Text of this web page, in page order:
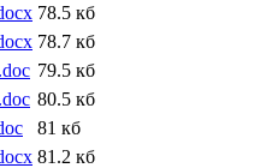
78.5 кб
78.7 кб
79.5 кб
80.5 кб
81 кб
81.2 кб